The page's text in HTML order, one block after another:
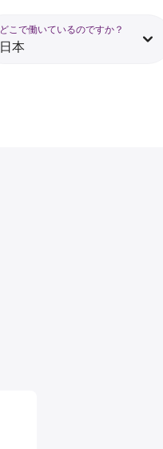
どこで働いているのですか？
日本